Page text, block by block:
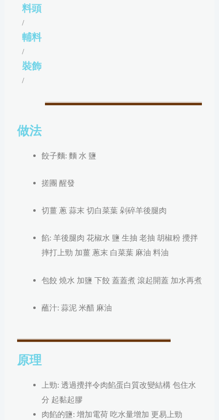
料頭
/
輔料
/
裝飾
/
做法
餃子麵: 麵 水 鹽
搓團 醒發
切薑 蔥 蒜末 切白菜葉 剁碎羊後腿肉
餡: 羊後腿肉 花椒水 鹽 生抽 老抽 胡椒粉 攪拌
摔打上勁 加薑 蔥末 白菜葉 麻油 料油
包餃 燒水 加鹽 下餃 蓋蓋煮 滾起開蓋 加水再煮
蘸汁: 蒜泥 米醋 麻油
原理
上勁: 透過攪拌令肉餡蛋白質改變結構 包住水
分 起黏起膠
肉餡的鹽: 增加電荷 吃水量增加 更易上勁